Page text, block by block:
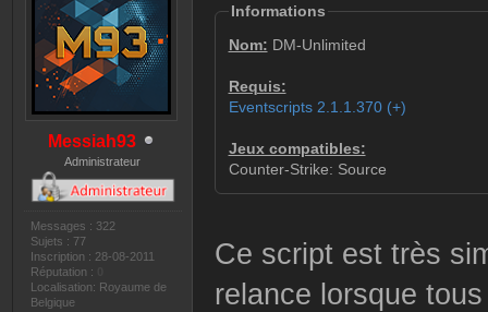
Messiah93
Administrateur
Messages : 322
Sujets : 77
Inscription : 28-08-2011
Réputation :
Localisation: Royaume de
Belgique
Informations
Nom: DM-Unlimited
Requis:
Eventscripts 2.1.1.370 (+)
Jeux compatibles:
Counter-Strike: Source
Ce script est très
relance lorsque